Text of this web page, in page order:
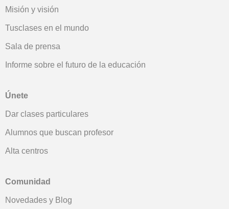
Misión y visión
Tusclases en el mundo
Sala de prensa
Informe sobre el futuro de la educación
Únete
Dar clases particulares
Alumnos que buscan profesor
Alta centros
Comunidad
Novedades y Blog